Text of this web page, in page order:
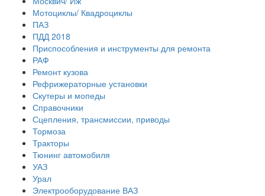
Мотоциклы/ Квадроциклы
ПАЗ
ПДД 2018
Приспособления и инструменты для ремонта
РАФ
Ремонт кузова
Рефрижераторные установки
Скутеры и мопеды
Справочники
Сцепления, трансмиссии, приводы
Тормоза
Тракторы
Тюнинг автомобиля
УАЗ
Урал
Электрооборудование ВАЗ